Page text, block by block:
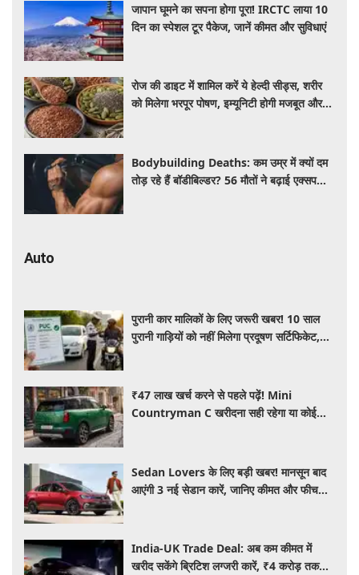
जापान घूमने का सपना होगा पूरा! IRCTC लाया 10
दिन का स्पेशल टूर पैकेज, जानें कीमत और सुविधाएं
रोज की डाइट में शामिल करें ये हेल्दी सीड्स, शरीर
को मिलेगा भरपूर पोषण, इम्यूनिटी होगी मजबूत और
Bodybuilding Deaths: कम उम्र में क्यों दम
तोड़ रहे हैं बॉडीबिल्डर? 56 मौतों ने बढ़ाई एक्सपर्ट्स
Auto
पुरानी कार मालिकों के लिए जरूरी खबर! 10 साल
पुरानी गाड़ियों को नहीं मिलेगा प्रदूषण सर्टिफिकेट,
₹47 लाख खर्च करने से पहले पढ़ें! Mini
Countryman C खरीदना सही रहेगा या कोई
Sedan Lovers के लिए बड़ी खबर! मानसून बाद
आएंगी 3 नई सेडान कारें, जानिए कीमत और फीचर्स
India-UK Trade Deal: अब कम कीमत में
खरीद सकेंगे ब्रिटिश लग्जरी कारें, ₹4 करोड़ तक